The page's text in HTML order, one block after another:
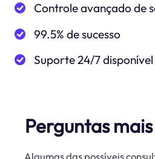
Controle avançado de
99.5% de sucesso
Suporte 24/7 disponível
Perguntas